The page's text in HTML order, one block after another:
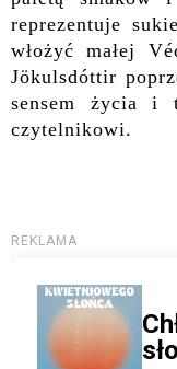
reprezentuje
włożyć małej
Jökulsdóttir
sensem życia i
czytelnikowi.